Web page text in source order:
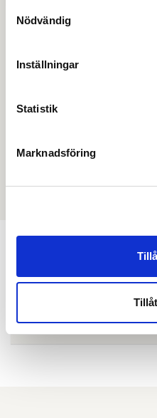
Nödvändig
Inställningar
Statistik
Marknadsföring
Skapa inloggning, bli
produktblad, ritningar,
Filmer
Det finns ännu ingen film för
Ingår i